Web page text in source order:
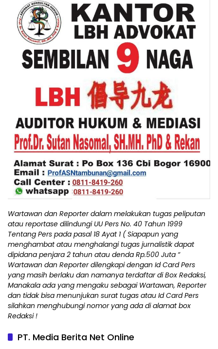
Wartawan dan Reporter dalam melakukan tugas peliputan
atau reportase dilindungi UU Pers No. 40 Tahun 1999
Tentang Pers pada pasal 18 Ayat 1 ( Siapapun yang
menghambat atau menghalangi tugas jurnalistik dapat
dipidana penjara 2 tahun atau denda Rp.500 Juta “
Wartawan dan Reporter dilengkapi dengan Id Card Pers
yang masih berlaku dan namanya terdaftar di Box Redaksi,
Manakala ada yang mengaku sebagai Wartawan, Reporter
dan tidak bisa menunjukan surat tugas atau Id Card Pers
silahkan menghubungi nomor yang ada di alamat box
Redaksi !
PT. Media Berita Net Online